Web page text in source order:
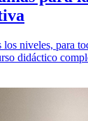
los niveles, para
didáctico